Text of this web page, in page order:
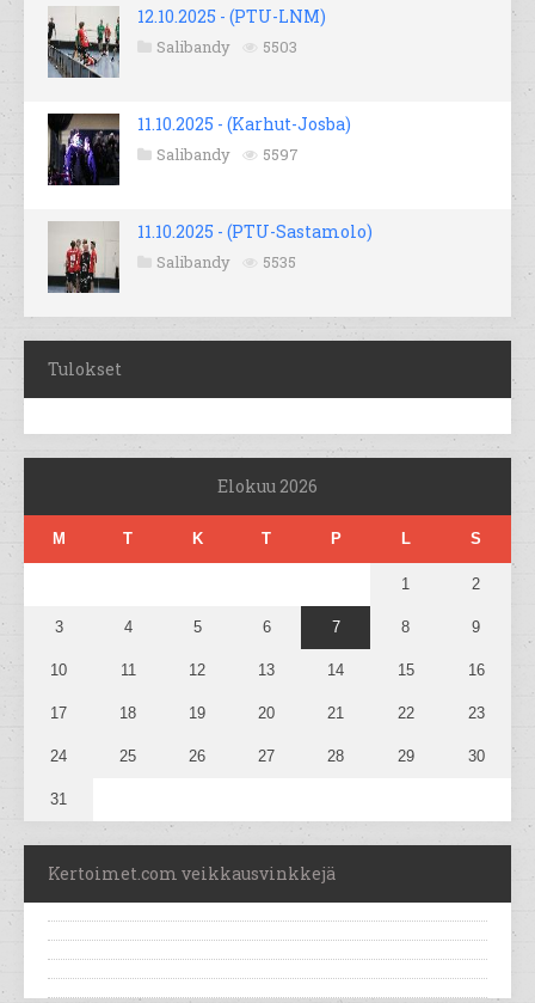
12.10.2025 - (PTU-LNM)
Salibandy 5503
11.10.2025 - (Karhut-Josba)
Salibandy 5597
11.10.2025 - (PTU-Sastamolo)
Salibandy 5535
Tulokset
Elokuu 2026
M T K T P L S
1 2
3 4 5 6 7 8 9
10 11 12 13 14 15 16
17 18 19 20 21 22 23
24 25 26 27 28 29 30
31
Kertoimet.com veikkausvinkkejä